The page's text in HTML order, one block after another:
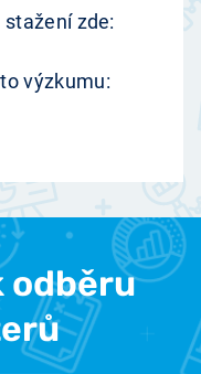
zde:
výzkumu:
odběru